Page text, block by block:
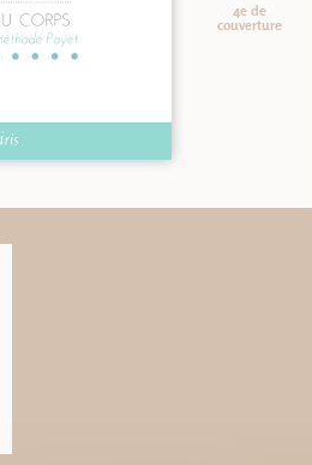
4e de
couverture